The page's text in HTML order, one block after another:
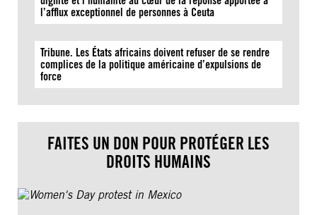
l’afflux exceptionnel de personnes à Ceuta
Tribune. Les États africains doivent refuser de se rendre
complices de la politique américaine d’expulsions de
force
FAITES UN DON POUR PROTÉGER LES
DROITS HUMAINS